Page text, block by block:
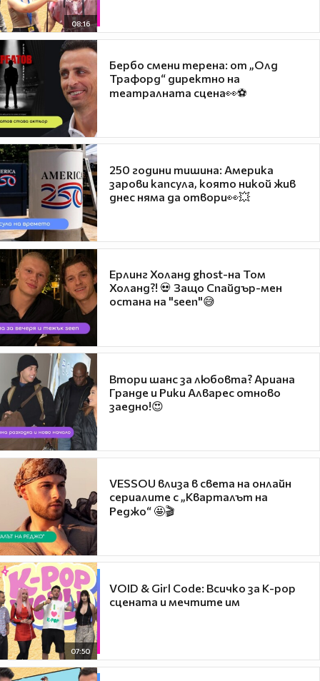
08:16
Бербо смени терена: от „Олд
Трафорд“ директно на
театралната сцена👀⚽
250 години тишина: Америка
зарови капсула, която никой жив
днес няма да отвори👀💥
Ерлинг Холанд ghost-на Том
Холанд?! 💀 Защо Спайдър-мен
остана на "seen"😅
Втори шанс за любовта? Ариана
Гранде и Рики Алварес отново
заедно!😍
VESSOU влиза в света на онлайн
сериалите с „Кварталът на
Реджо“ 🤩🎬
07:50
VOID & Girl Code: Всичко за K-pop
сцената и мечтите им